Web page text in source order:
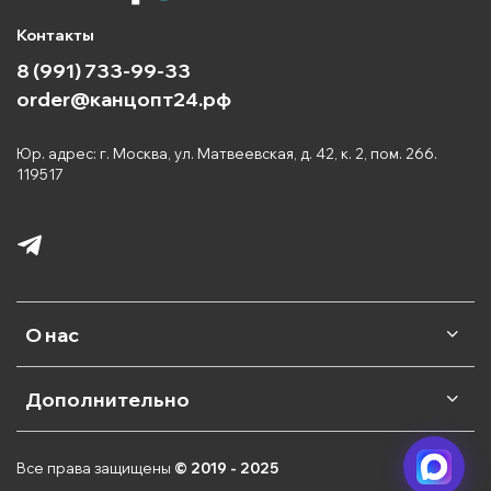
О нас
Дополнительно
Контакты
8 (991) 733-99-33
order@канцопт24.рф
Юр. адрес: г. Москва, ул. Матвеевская, д. 42, к. 2, пом. 266.
119517
Все права защищены © 2019 - 2025